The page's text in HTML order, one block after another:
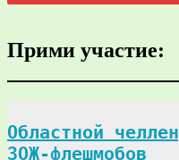
Прими участие:
Областной
ЗОЖ-флешмобов